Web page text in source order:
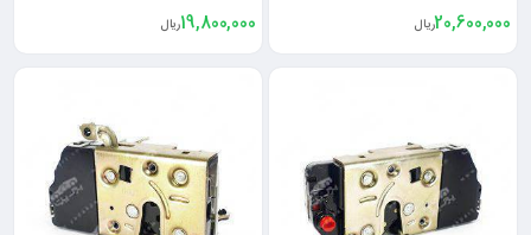
20,600,000ریال 19,800,000ریال